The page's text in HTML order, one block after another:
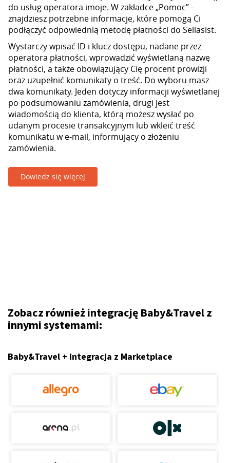
do usług operatora imoje. W zakładce „Pomoc” -
znajdziesz potrzebne informacje, które pomogą Ci
podłączyć odpowiednią metodę płatności do Sellasist.
Wystarczy wpisać ID i klucz dostępu, nadane przez
operatora płatności, wprowadzić wyświetlaną nazwę
płatności, a także obowiązujący Cię procent prowizji
oraz uzupełnić komunikaty o treść. Do wyboru masz
dwa komunikaty. Jeden dotyczy informacji wyświetlanej
po podsumowaniu zamówienia, drugi jest
wiadomością do klienta, którą możesz wysłać po
udanym procesie transakcyjnym lub wkleić treść
komunikatu w e-mail, informujący o złożeniu
zamówienia.
Dowiedz się więcej
Zobacz również integrację Baby&Travel z
innymi systemami:
Baby&Travel + Integracja z Marketplace